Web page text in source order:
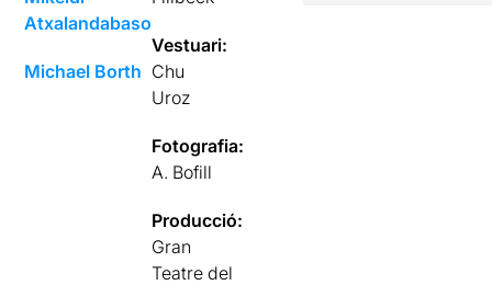
Atxalandabaso
Michael Borth
Vestuari:
Chu
Uroz
Fotografia:
A. Bofill
Producció:
Gran
Teatre del